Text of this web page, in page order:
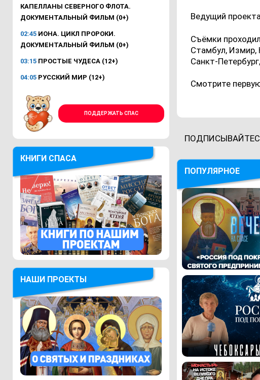
КАПЕЛЛАНЫ СЕВЕРНОГО ФЛОТА.
ДОКУМЕНТАЛЬНЫЙ ФИЛЬМ (0+)
02:45 ИОНА. ЦИКЛ ПРОРОКИ.
ДОКУМЕНТАЛЬНЫЙ ФИЛЬМ (0+)
03:15 ПРОСТЫЕ ЧУДЕСА (12+)
04:05 РУССКИЙ МИР (12+)
ПОДДЕРЖАТЬ СПАС
КНИГИ СПАСА
НАШИ ПРОЕКТЫ
Ведущий
Съёмки
Стамбул, Измир,
Санкт-
Смотрите
ПОПУЛЯРНОЕ